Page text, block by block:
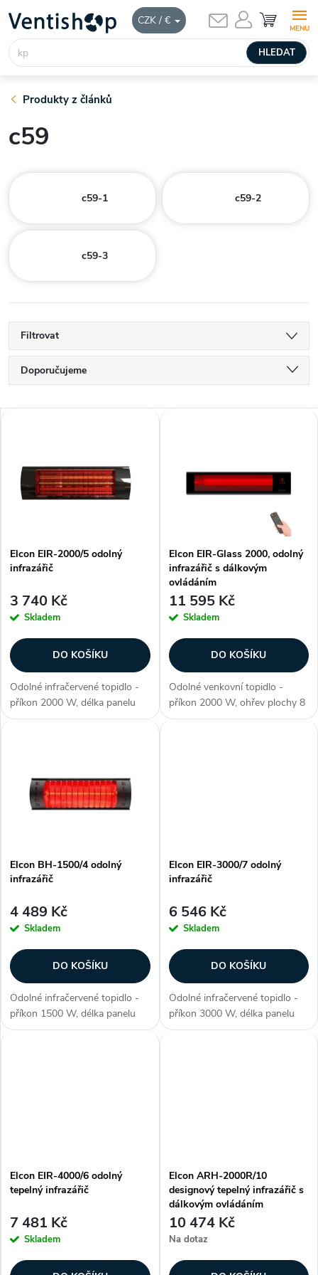
CZK / €
obsah
HLEDAT
NÁKUPNÍ
KOŠÍK
Produkty z článků
c59
c59-1 c59-2
c59-3
Filtrovat
Ř
a
e
í
p
r
o
d
u
Doporučujeme
Abecedně
ý
p
s
p
r
o
d
ů
Elcon EIR-2000/5 odolný
infrazářič
3 740 Kč
Skladem
DO KOŠÍKU
Odolné infračervené topidlo -
příkon 2000 W, délka panelu
530 mm, voděodolné (krytí IP
Elcon EIR-Glass 2000, odolný
infrazářič s dálkovým
ovládáním
11 595 Kč
Skladem
DO KOŠÍKU
Odolné venkovní topidlo -
příkon 2000 W, ohřev plochy 8
- 12 m2, životnost lampy 7000
Elcon BH-1500/4 odolný
infrazářič
4 489 Kč
Skladem
DO KOŠÍKU
Odolné infračervené topidlo -
příkon 1500 W, délka panelu
400 mm, voděodolné (krytí IP
Elcon EIR-3000/7 odolný
infrazářič
6 546 Kč
Skladem
DO KOŠÍKU
Odolné infračervené topidlo -
příkon 3000 W, délka panelu
780 mm, voděodolné (krytí IP
Elcon EIR-4000/6 odolný
tepelný infrazářič
7 481 Kč
Skladem
Elcon ARH-2000R/10
designový tepelný infrazářič s
dálkovým ovládáním
10 474 Kč
Na dotaz